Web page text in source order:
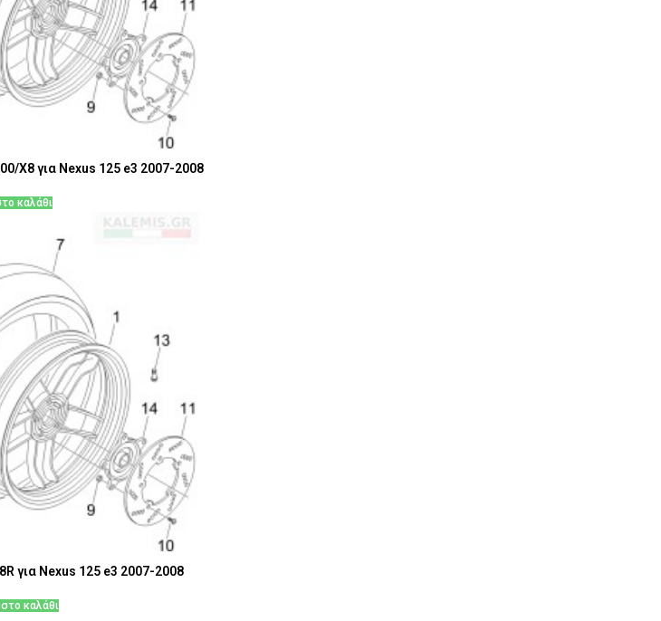
Χ8 για Nexus 125 e3 2007-2008
καλάθι
για Nexus 125 e3 2007-2008
καλάθι